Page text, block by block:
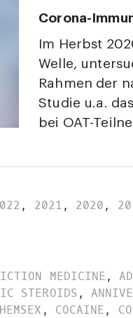
Corona-
Im Herbst
Welle,
Rahmen der
Studie u.a.
bei OAT-
, 2021, 2020,
MEDICINE,
STEROIDS ,
, COCAINE,